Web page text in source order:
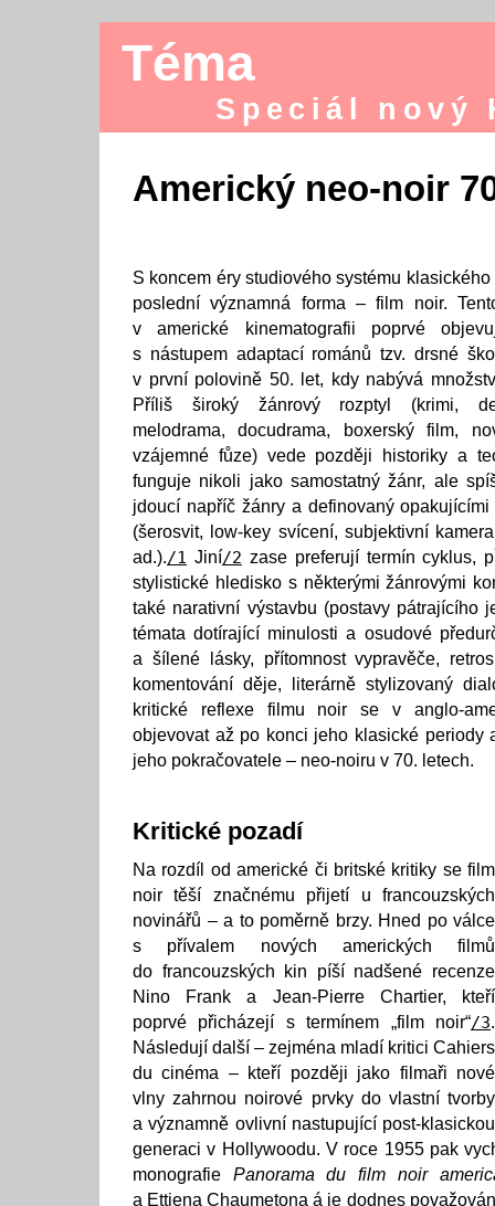
Téma
Speciál nový
Americký neo-noir
S koncem éry studiového systému
poslední významná forma – film noir.
v americké kinematografii poprvé
s nástupem adaptací románů tzv. drsné
v první polovině 50. let, kdy nabývá
Příliš široký žánrový rozptyl (krimi,
melodrama, docudrama, boxerský film,
vzájemné fůze) vede později historiky a
funguje nikoli jako samostatný žánr, ale
jdoucí napříč žánry a definovaný
(šerosvit, low-key svícení, subjektivní
ad.)./1 Jiní/2 zase preferují termín cyklus,
stylistické hledisko s některými žánrovými
také narativní výstavbu (postavy pátrajícího
témata dotírající minulosti a osudové
a šílené lásky, přítomnost vypravěče,
komentování děje, literárně stylizovaný
kritické reflexe filmu noir se v anglo-
objevovat až po konci jeho klasické periody
jeho pokračovatele – neo-noiru v 70. letech.
Kritické pozadí
Na rozdíl od americké či britské kritiky se film
noir těší značnému přijetí u francouzských
novinářů – a to poměrně brzy. Hned po válce
s přívalem nových amerických filmů
do francouzských kin píší nadšené recenze
Nino Frank a Jean-Pierre Chartier, kteří
poprvé přicházejí s termínem „film noir“/3.
Následují další – zejména mladí kritici Cahiers
du cinéma – kteří později jako filmaři nové
vlny zahrnou noirové prvky do vlastní tvorby
a významně ovlivní nastupující post-klasickou
generaci v Hollywoodu. V roce 1955 pak
monografie Panorama du film noir
a Ettiena Chaumetona á je dodnes